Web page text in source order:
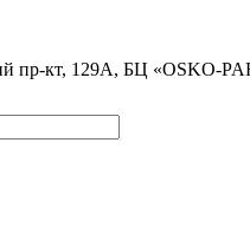
пр-кт, 129А, БЦ «OSKO-